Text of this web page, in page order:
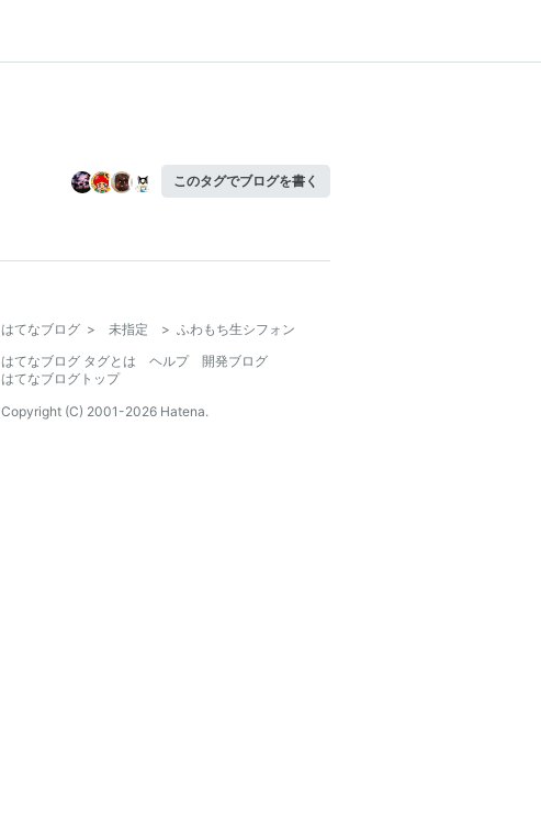
このタグでブログを書く
はてなブログ > 未指定 > ふわもち生シフォン
はてなブログ タグとは
ヘルプ
開発ブログ
はてなブログトップ
Copyright (C) 2001-2026 Hatena.